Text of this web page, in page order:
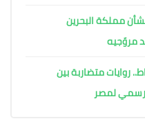
مملكة البحرين
مروّجيه
روايات متضاربة بين
رسمي لمصر